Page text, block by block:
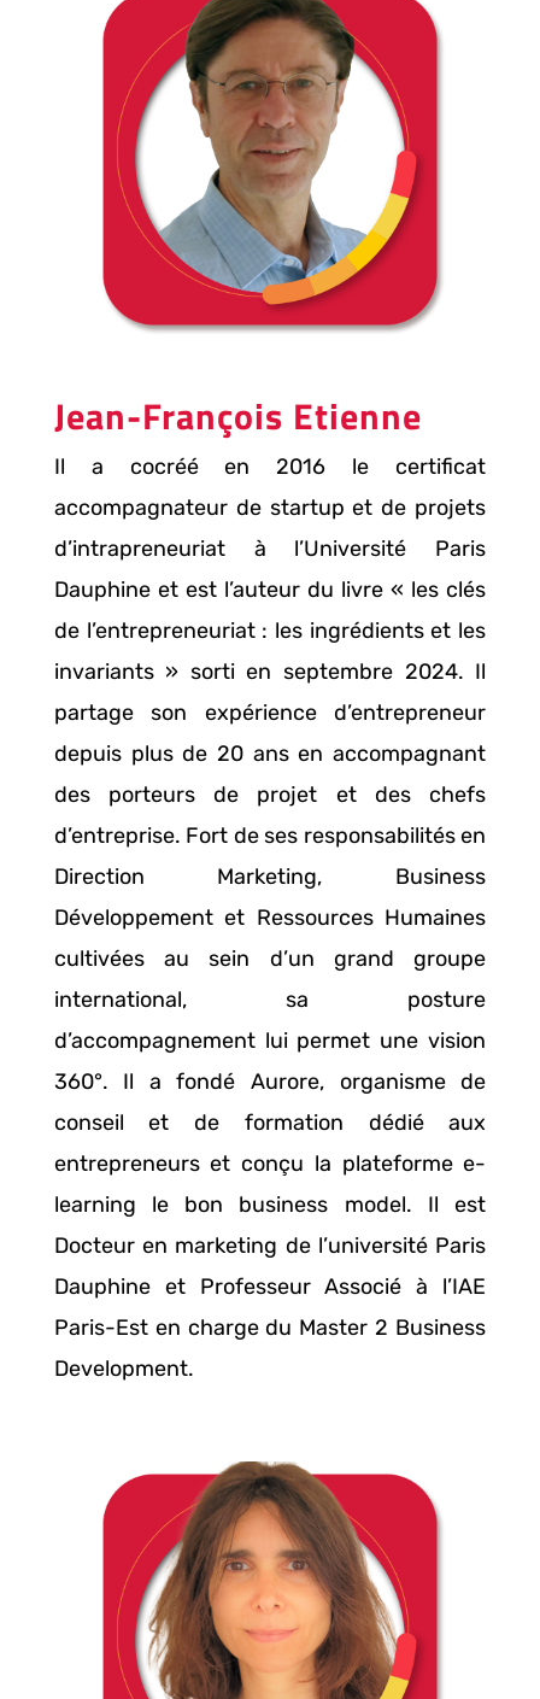
Jean-François Etienne
Il a cocréé en 2016 le certificat
accompagnateur de startup et de projets
d’intrapreneuriat à l’Université Paris
Dauphine et est l’auteur du livre « les clés
de l’entrepreneuriat : les ingrédients et les
invariants » sorti en septembre 2024. Il
partage son expérience d’entrepreneur
depuis plus de 20 ans en accompagnant
des porteurs de projet et des chefs
d’entreprise. Fort de ses responsabilités en
Direction Marketing, Business
Développement et Ressources Humaines
cultivées au sein d’un grand groupe
international, sa posture
d’accompagnement lui permet une vision
360°. Il a fondé Aurore, organisme de
conseil et de formation dédié aux
entrepreneurs et conçu la plateforme e-
learning le bon business model. Il est
Docteur en marketing de l’université Paris
Dauphine et Professeur Associé à l’IAE
Paris-Est en charge du Master 2 Business
Development.